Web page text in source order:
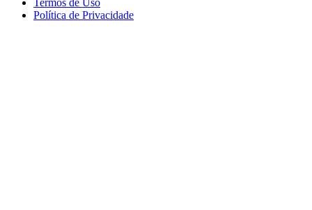
Política de Privacidade